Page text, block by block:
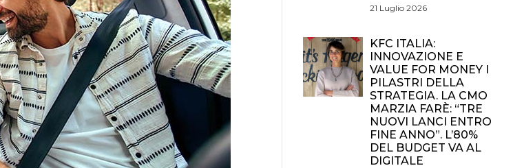
21 Luglio 2026
KFC ITALIA:
INNOVAZIONE E
VALUE FOR MONEY I
PILASTRI DELLA
STRATEGIA. LA CMO
MARZIA FARÈ: “TRE
NUOVI LANCI ENTRO
FINE ANNO”. L’80%
DEL BUDGET VA AL
DIGITALE